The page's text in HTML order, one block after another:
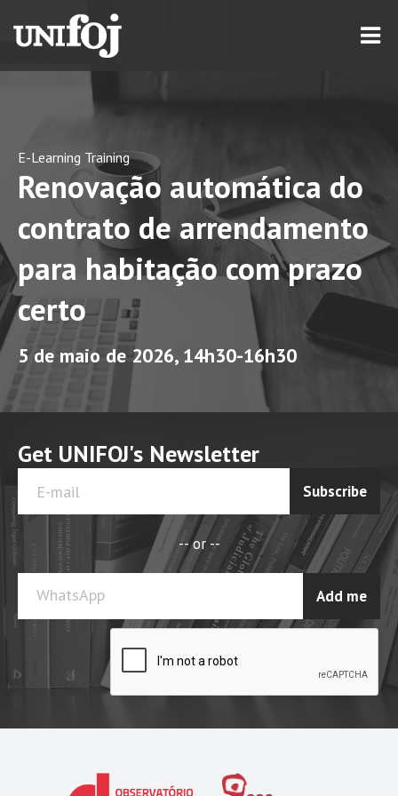
E-Learning Training
Renovação automática do
contrato de arrendamento
para habitação com prazo
certo
5 de maio de 2026, 14h30-16h30
Get UNIFOJ's Newsletter
Subscribe
-- or --
WhatsApp Add me